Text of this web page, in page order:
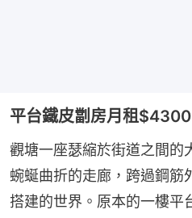
平台鐵皮劏房月租
觀塘一座瑟縮於街道之間的
蜿蜒曲折的走廊，跨過鋼筋
搭建的世界。原本的一樓平